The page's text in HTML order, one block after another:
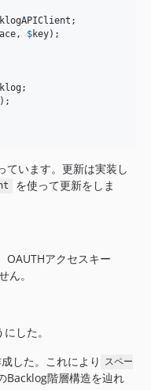
, $key
ています。更新は実装し
を使って更新をしま
OAUTHアクセスキー
ん。
した。
した。これにより
スペー
Backlog階層構造を辿れ